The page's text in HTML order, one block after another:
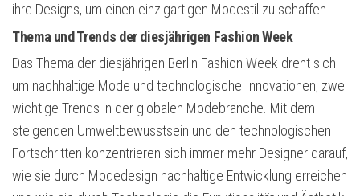
ihre Designs, um einen einzigartigen Modestil zu schaffen.
Thema und Trends der diesjährigen Fashion Week
Das Thema der diesjährigen Berlin Fashion Week dreht sich
um nachhaltige Mode und technologische Innovationen, zwei
wichtige Trends in der globalen Modebranche. Mit dem
steigenden Umweltbewusstsein und den technologischen
Fortschritten konzentrieren sich immer mehr Designer darauf,
wie sie durch Modedesign nachhaltige Entwicklung erreichen